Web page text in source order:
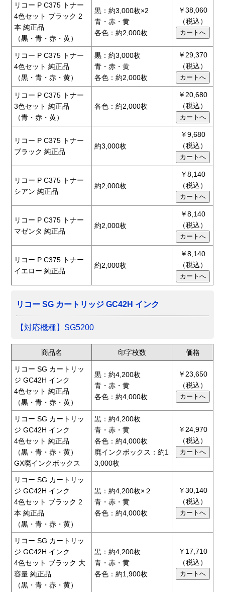
リコー P C375 トナー
4色セット ブラック 2
本 純正品
（黒・青・赤・黄）
黒：約3,000枚×2
青・赤・黄
各色：約2,000枚
￥38,060
（税込）
リコー P C375 トナー
4色セット 純正品
（黒・青・赤・黄）
黒：約3,000枚
青・赤・黄
各色：約2,000枚
￥29,370
（税込）
リコー P C375 トナー
3色セット 純正品
（青・赤・黄）
各色：約2,000枚
￥20,680
（税込）
リコー P C375 トナー
ブラック 純正品
約3,000枚
￥9,680
（税込）
リコー P C375 トナー
シアン 純正品
約2,000枚
￥8,140
（税込）
リコー P C375 トナー
マゼンタ 純正品
約2,000枚
￥8,140
（税込）
リコー P C375 トナー
イエロー 純正品
約2,000枚
￥8,140
（税込）
リコー SG カートリッジ GC42H インク
【対応機種】SG5200
商品名 印字枚数 価格
リコー SG カートリッ
ジ GC42H インク
4色セット 純正品
（黒・青・赤・黄）
黒：約4,200枚
青・赤・黄
各色：約4,000枚
￥23,650
（税込）
リコー SG カートリッ
ジ GC42H インク
4色セット 純正品
（黒・青・赤・黄）
GX廃インクボックス
黒：約4,200枚
青・赤・黄
各色：約4,000枚
廃インクボックス：約1
3,000枚
￥24,970
（税込）
リコー SG カートリッ
ジ GC42H インク
4色セット ブラック 2
本 純正品
（黒・青・赤・黄）
黒：約4,200枚×２
青・赤・黄
各色：約4,000枚
￥30,140
（税込）
リコー SG カートリッ
ジ GC42H インク
4色セット ブラック 大
容量 純正品
（黒・青・赤・黄）
黒：約4,200枚
青・赤・黄
各色：約1,900枚
￥17,710
（税込）